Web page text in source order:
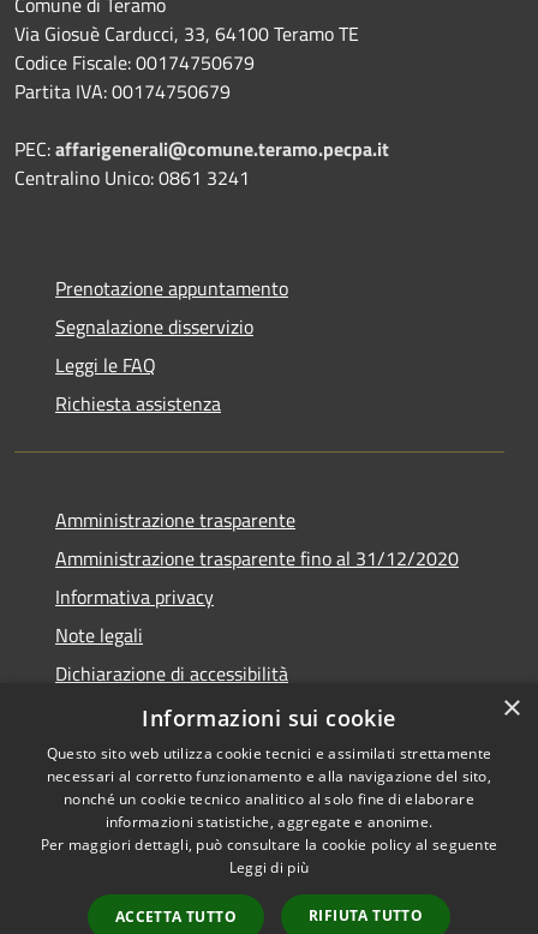
Via Giosuè Carducci, 33, 64100 Teramo TE
Codice Fiscale: 00174750679
Partita IVA: 00174750679
PEC:affarigenerali@comune.teramo.pecpa.it
Centralino Unico: 0861 3241
Prenotazione appuntamento
Segnalazione disservizio
Leggi le FAQ
Richiesta assistenza
Amministrazione trasparente
Amministrazione trasparente fino al 31/12/2020
Informativa privacy
Note legali
Dichiarazione di accessibilità
Accessibilità
Privacy
Mappa del sito
Copyright © 2026 • Comune di
Teramo • Powered by
Municipium• Accesso
×
Informazioni sui cookie
Questo sito web utilizza cookie tecnici e assimilati strettamente
necessari al corretto funzionamento e alla navigazione del sito,
nonché un cookie tecnico analitico al solo fine di elaborare
informazioni statistiche, aggregate e anonime.
Per maggiori dettagli, può consultare la cookie policy al seguente
Leggi di più
ACCETTA TUTTO RIFIUTA TUTTO